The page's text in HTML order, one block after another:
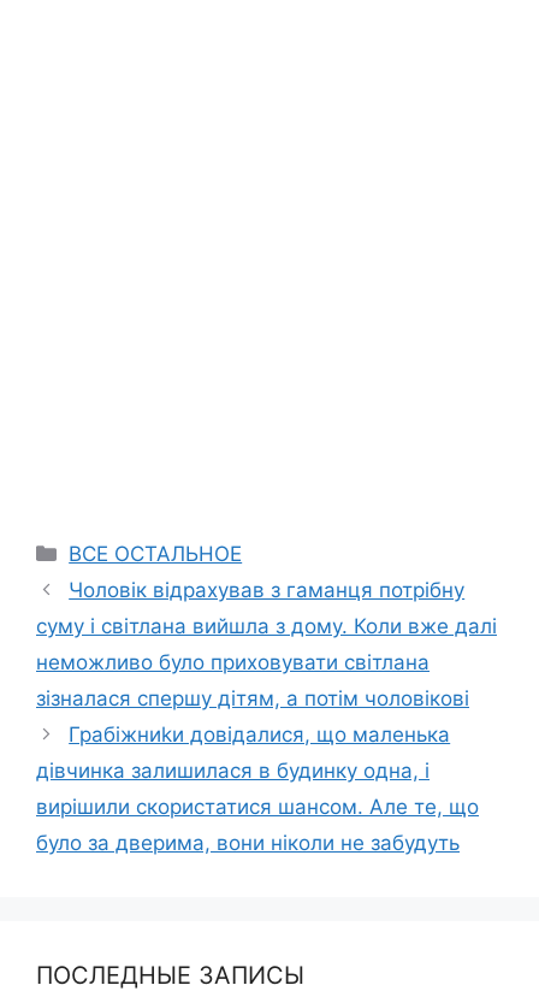
Categories
ВСЕ ОСТАЛЬНОЕ
Чоловік відрахував з гаманця потрібну
суму і світлана вийшла з дому. Коли вже далі
неможливо було приховувати світлана
зізналася спершу дітям, а потім чоловікові
Грабіжниkи довідалися, що маленька
дівчинка залишилася в будинку одна, і
вирішили скористатися шансом. Але те, що
було за дверима, вони ніколи не забудуть
ПОСЛЕДНЫЕ ЗАПИСЫ